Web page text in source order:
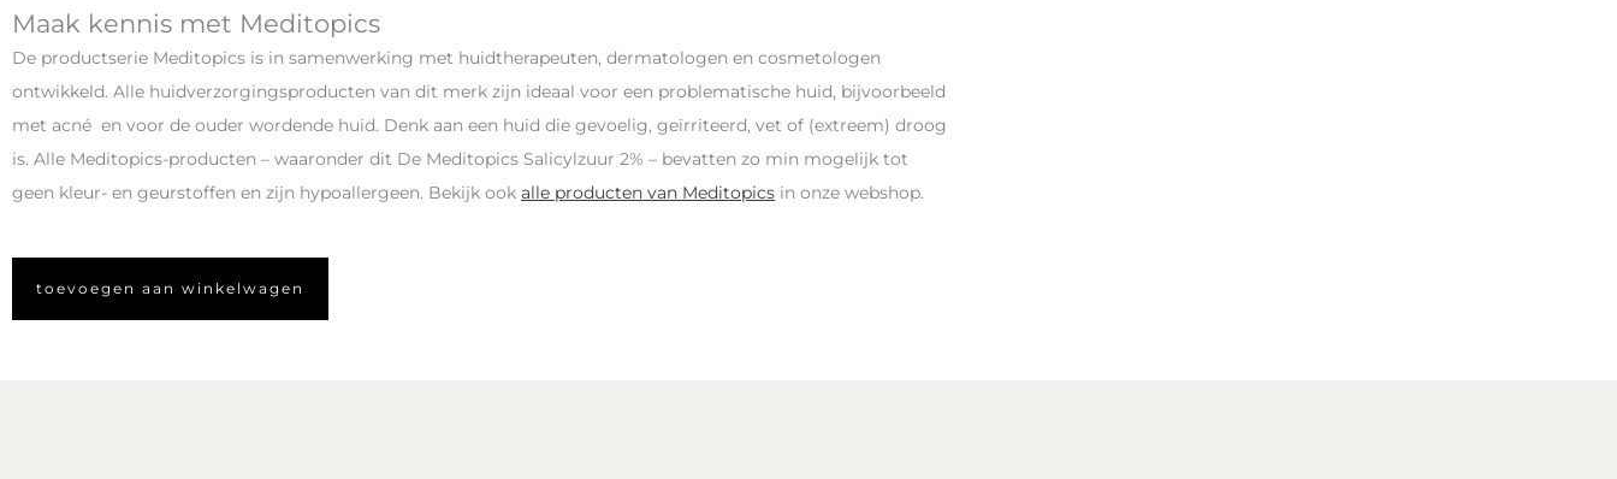
Maak kennis met Meditopics
De productserie Meditopics is in samenwerking met huidtherapeuten, dermatologen en cosmetologen
ontwikkeld. Alle huidverzorgingsproducten van dit merk zijn ideaal voor een problematische huid, bijvoorbeeld
met acné en voor de ouder wordende huid. Denk aan een huid die gevoelig, geïrriteerd, vet of (extreem) droog
is. Alle Meditopics-producten – waaronder dit De Meditopics Salicylzuur 2% – bevatten zo min mogelijk tot
geen kleur- en geurstoffen en zijn hypoallergeen. Bekijk ook alle producten van Meditopics in onze webshop.
toevoegen aan winkelwagen